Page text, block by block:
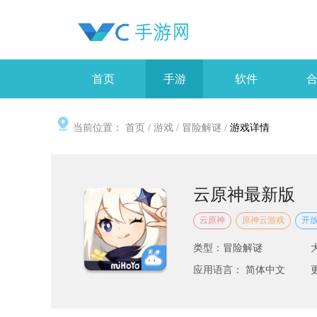
首页 手游 软件
当前位置： 首页 / 游戏 / 冒险解谜 / 游戏详情
云原神最新版
云原神 原神云游戏 开
类型：冒险解谜
应用语言： 简体中文